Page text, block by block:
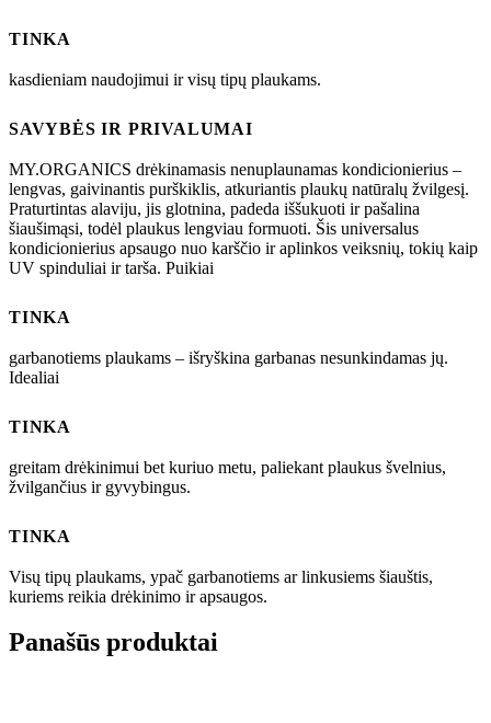
TINKA
kasdieniam naudojimui ir visų tipų plaukams.
SAVYBĖS IR PRIVALUMAI
MY.ORGANICS drėkinamasis nenuplaunamas kondicionierius –
lengvas, gaivinantis purškiklis, atkuriantis plaukų natūralų žvilgesį.
Praturtintas alaviju, jis glotnina, padeda iššukuoti ir pašalina
šiaušimąsi, todėl plaukus lengviau formuoti. Šis universalus
kondicionierius apsaugo nuo karščio ir aplinkos veiksnių, tokių kaip
UV spinduliai ir tarša. Puikiai
TINKA
garbanotiems plaukams – išryškina garbanas nesunkindamas jų.
Idealiai
TINKA
greitam drėkinimui bet kuriuo metu, paliekant plaukus švelnius,
žvilgančius ir gyvybingus.
TINKA
Visų tipų plaukams, ypač garbanotiems ar linkusiems šiauštis,
kuriems reikia drėkinimo ir apsaugos.
Panašūs produktai